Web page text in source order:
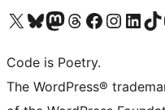
Visit our X (formerly Twitter) account
Visit our Bluesky account
Visit our Mastodon account
Visit our Threads account
Visit our Facebook page
Visit our Instagram
Visit ourVisit
Code is Poetry.
The WordPress®